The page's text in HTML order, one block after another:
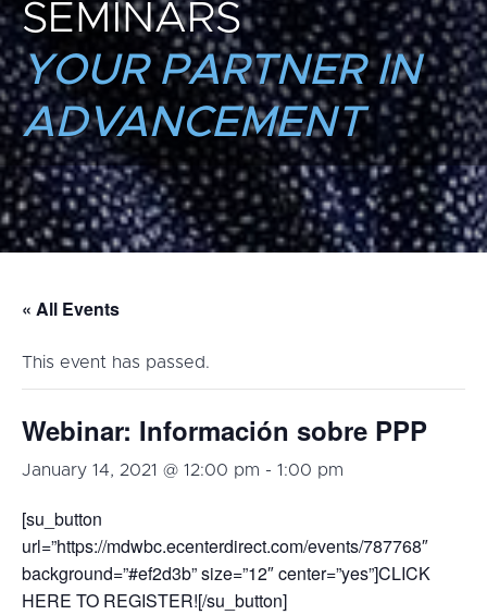
SEMINARS
YOUR PARTNER IN
ADVANCEMENT
« All Events
This event has passed.
Webinar: Información sobre PPP
January 14, 2021 @ 12:00 pm - 1:00 pm
[su_button
url=”https://mdwbc.ecenterdirect.com/events/787768″
background=”#ef2d3b” size=”12″ center=”yes”]CLICK
HERE TO REGISTER![/su_button]